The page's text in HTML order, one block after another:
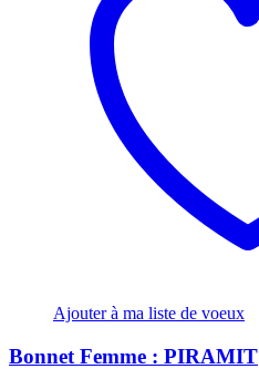
Ajouter à ma liste de voeux
Bonnet Femme : PIRAMIT